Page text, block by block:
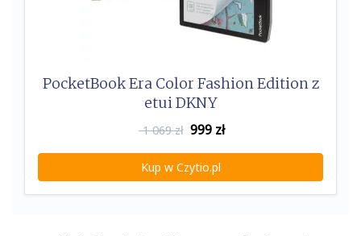
PocketBook Era Color Fashion Edition z
etui DKNY
1 069 zł 999 zł
Kup w Czytio.pl